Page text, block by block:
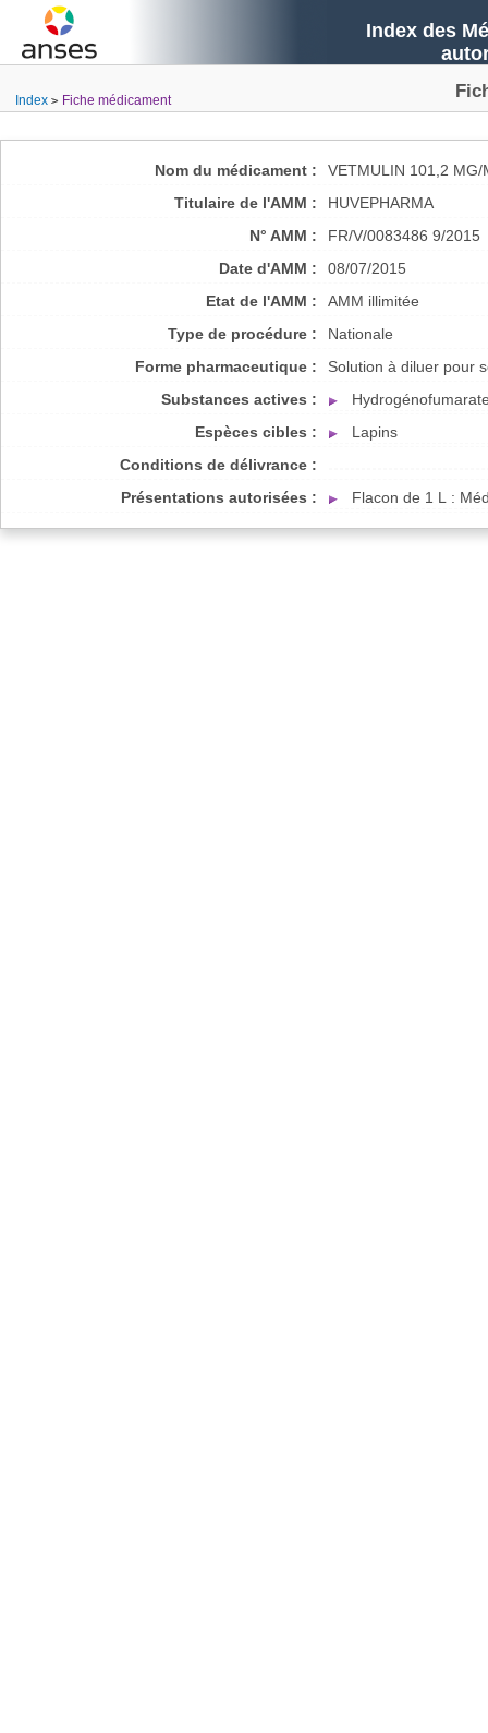
Index des
Index Fiche médicament
Nom du médicament :
VETMULIN 101,2 MG/
Titulaire de l'AMM :
HUVEPHARMA
N° AMM :
FR/V/0083486 9/2015
Date d'AMM :
08/07/2015
Etat de l'AMM :
AMM illimitée
Type de procédure :
Nationale
Forme pharmaceutique :
Solution à diluer pour
Substances actives :
Espèces cibles :
Lapins
Conditions de délivrance :
Présentations autorisées :
Flacon de 1 L :